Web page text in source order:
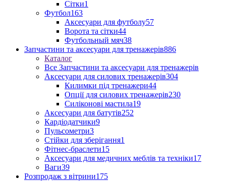
Сітки1
Футбол163
Аксесуари для футболу57
Ворота та сітки44
Футбольный мяч38
Запчастини та аксесуари для тренажерів886
Каталог
Все Запчастини та аксесуари для тренажерів
Аксесуари для силових тренажерів304
Килимки під тренажери44
Опції для силових тренажерів230
Силіконові мастила19
Аксесуари для батутів252
Кардіодатчики9
Пульсометри3
Стійки для зберігання1
Фітнес-браслети15
Аксесуари для медичних меблів та техніки17
Ваги39
Розпродаж з вітрини175